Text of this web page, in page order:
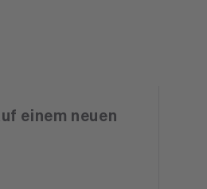
einem neuen